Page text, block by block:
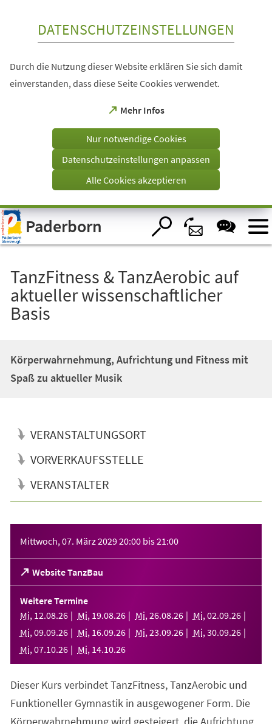
Visuelle
Assistenzsoftware
öffnen.
DATENSCHUTZEINSTELLUNGEN
Durch die Nutzung dieser Website erklären Sie sich damit
einverstanden, dass diese Seite Cookies verwendet.
Mehr Infos
(Öffnet
einem
Tab)
Nur notwendige Cookies
Datenschutzeinstellungen anpassen
Alle Cookies akzeptieren
Paderborn
TanzFitness & TanzAerobic auf
aktueller wissenschaftlicher
Basis
Körperwahrnehmung, Aufrichtung und Fitness mit
Spaß zu aktueller Musik
VERANSTALTUNGSORT
VORVERKAUFSSTELLE
VERANSTALTER
Mittwoch, 07. März 202920:00 bis21:00
Website TanzBau
(Öffnet
in
einem
neuen
Tab)
Weitere Termine
Mi, 12.08.26 Mi, 19.08.26 Mi, 26.08.26 Mi, 02.09.26
Mi, 09.09.26 Mi, 16.09.26 Mi, 23.09.26 Mi, 30.09.26
Mi, 07.10.26 Mi, 14.10.26
Dieser Kurs verbindet TanzFitness, TanzAerobic und
Funktioneller Gymnastik in ausgewogener Form. Die
Körperwahrnehmung wird gesteigert, die Aufrichtung